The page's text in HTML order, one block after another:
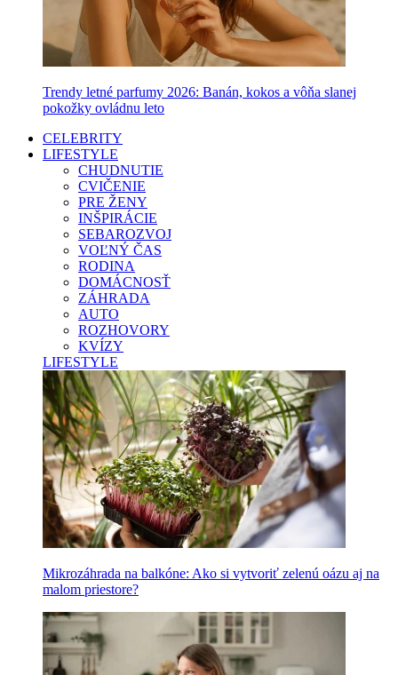
Trendy letné parfumy 2026: Banán, kokos a vôňa slanej
pokožky ovládnu leto
CELEBRITY
LIFESTYLE
CHUDNUTIE
CVIČENIE
PRE ŽENY
INŠPIRÁCIE
SEBAROZVOJ
VOĽNÝ ČAS
RODINA
DOMÁCNOSŤ
ZÁHRADA
AUTO
ROZHOVORY
KVÍZY
LIFESTYLE
Mikrozáhrada na balkóne: Ako si vytvoriť zelenú oázu aj na
malom priestore?